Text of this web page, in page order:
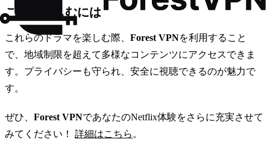
これを楽しむには
これらのドラマを楽しむ際、 Forest VPNを利用すること
で、地域制限を超えて多様なコンテンツにアクセスできま
す。プライバシーも守られ、安全に視聴できるのが魅力で
す。
ぜひ、 Forest VPNであなたのNetflix体験をさらに充実させて
みてください！ 詳細はこちら 。